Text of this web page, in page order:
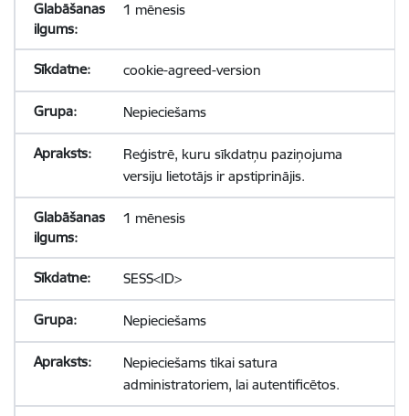
1 mēnesis
cookie-agreed-version
Nepieciešams
Reģistrē, kuru sīkdatņu paziņojuma
versiju lietotājs ir apstiprinājis.
1 mēnesis
SESS<ID>
Nepieciešams
Nepieciešams tikai satura
administratoriem, lai autentificētos.